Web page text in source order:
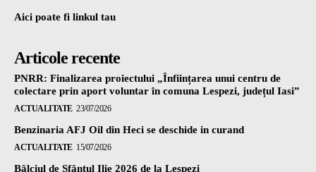
Aici poate fi linkul tau
Articole recente
PNRR: Finalizarea proiectului „Înființarea unui centru de
colectare prin aport voluntar în comuna Lespezi, județul Iasi”
ACTUALITATE 23/07/2026
Benzinaria AFJ Oil din Heci se deschide in curand
ACTUALITATE 15/07/2026
Bâlciul de Sfântul Ilie 2026 de la Lespezi